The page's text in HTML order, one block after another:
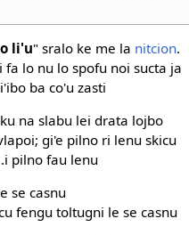
li'u" sralo ke me la nitcion.
fa lo nu lo spofu noi sucta ja
ba co'u zasti
na slabu lei drata lojbo
gi'e pilno ri lenu skicu
pilno fau lenu
se casnu
fengu toltugni le se casnu